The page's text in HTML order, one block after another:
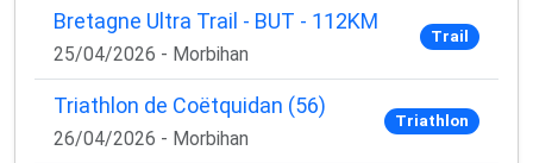
Bretagne Ultra Trail - BUT - 112KM
25/04/2026 - Morbihan
Trail
Triathlon de Coëtquidan (56)
26/04/2026 - Morbihan
Triathlon